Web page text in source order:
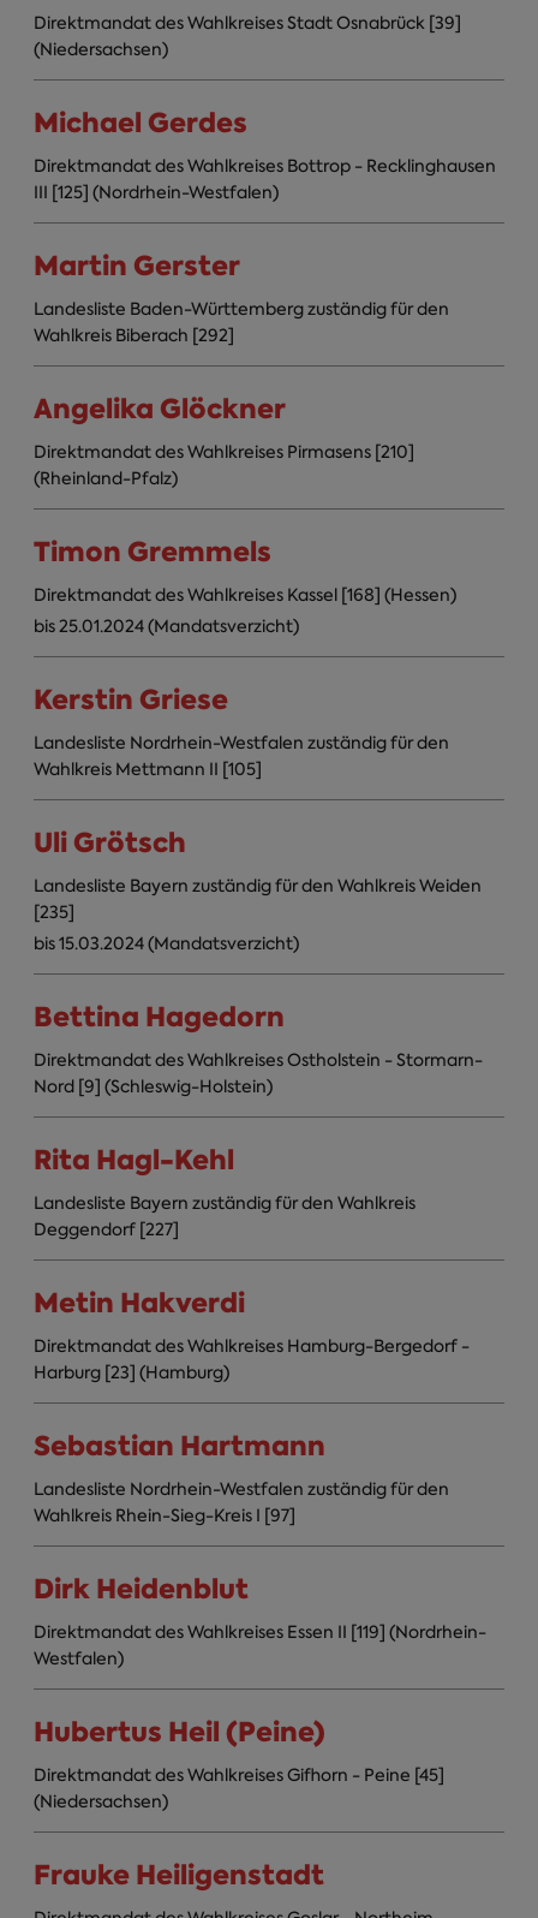
Direktmandat des Wahlkreises Stadt Osnabrück [39]
(Niedersachsen)
Michael Gerdes
Direktmandat des Wahlkreises Bottrop - Recklinghausen
III [125] (Nordrhein-Westfalen)
Martin Gerster
Landesliste Baden-Württemberg zuständig für den
Wahlkreis Biberach [292]
Angelika Glöckner
Direktmandat des Wahlkreises Pirmasens [210]
(Rheinland-Pfalz)
Timon Gremmels
Direktmandat des Wahlkreises Kassel [168] (Hessen)
bis 25.01.2024 (Mandatsverzicht)
Kerstin Griese
Landesliste Nordrhein-Westfalen zuständig für den
Wahlkreis Mettmann II [105]
Uli Grötsch
Landesliste Bayern zuständig für den Wahlkreis Weiden
[235]
bis 15.03.2024 (Mandatsverzicht)
Bettina Hagedorn
Direktmandat des Wahlkreises Ostholstein - Stormarn-
Nord [9] (Schleswig-Holstein)
Rita Hagl-Kehl
Landesliste Bayern zuständig für den Wahlkreis
Deggendorf [227]
Metin Hakverdi
Direktmandat des Wahlkreises Hamburg-Bergedorf -
Harburg [23] (Hamburg)
Sebastian Hartmann
Landesliste Nordrhein-Westfalen zuständig für den
Wahlkreis Rhein-Sieg-Kreis I [97]
Dirk Heidenblut
Direktmandat des Wahlkreises Essen II [119] (Nordrhein-
Westfalen)
Hubertus Heil (Peine)
Direktmandat des Wahlkreises Gifhorn - Peine [45]
(Niedersachsen)
Frauke Heiligenstadt